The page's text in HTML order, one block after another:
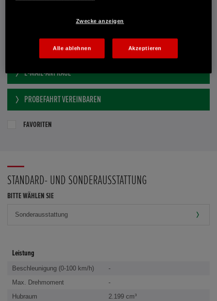
Händlerbestand anzeigen
Dealer Website anzeigen
Händler kontaktieren
E-MAIL-ANFRAGE
PROBEFAHRT VEREINBAREN
FAVORITEN
STANDARD- UND SONDERAUSSTATTUNG
BITTE WÄHLEN SIE
Leistung
Beschleunigung (0-100 km/h)
-
Max. Drehmoment
-
Hubraum
2.199 cm³
Zwecke anzeigen
Alle ablehnen Akzeptieren